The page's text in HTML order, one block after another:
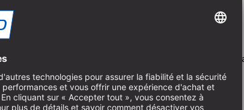
le sac pour lames de scie de Festool. Convient pour 5